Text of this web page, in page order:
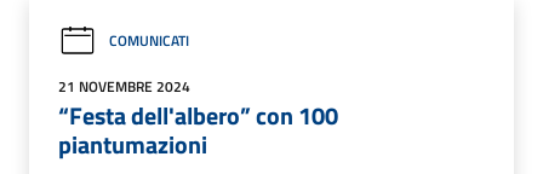
COMUNICATI
21 NOVEMBRE 2024
“Festa dell'albero” con 100
piantumazioni